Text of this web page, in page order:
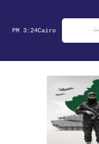
Cairo
3:24 PM